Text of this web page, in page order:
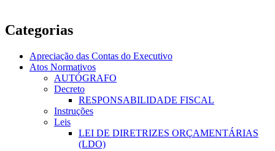
Categorias
Apreciação das Contas do Executivo
Atos Normativos
AUTÓGRAFO
Decreto
RESPONSABILIDADE FISCAL
Instruções
Leis
LEI DE DIRETRIZES ORÇAMENTÁRIAS
(LDO)